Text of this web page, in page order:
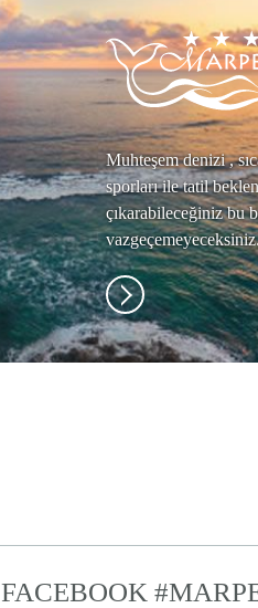
Muhteşem denizi ,
sporları ile tatil
çıkarabileceğiniz bu
FACEBOOK